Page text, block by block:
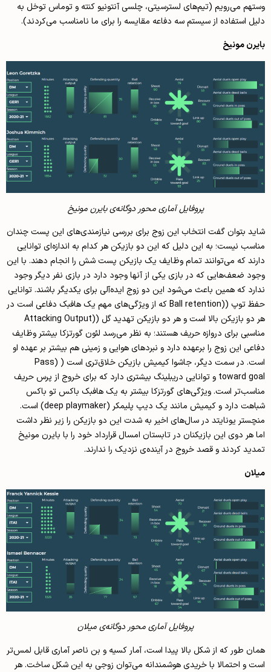
وستهم می‌رویم (تیم‌های لسترسیتی، چلسی آنتونیو کنته و توماس توخل به
دلیل استفاده از سیستم سه دفاعه مقایسه را برای ما نامناسب می‌کردند).
بایرن مونیخ
پروفایل آماری محور دوگانه‌ی بایرن مونیخ
شاید بتوان گفت انتخاب این زوج برای بررسی نیازمندی‌های این پست چندان
مناسب نیست؛ به این دلیل که این دو بازیکن هر کدام به اندازه‌ای توانایی
دارند که می‌توانند تمام وظایف یک بازیکن پست شش را انجام دهند. با این
وجود ضعف‌هایی که در بازی یکی از آنها وجود دارد در بازی نفر دیگر وجود
ندارد که همین باعث می‌شود این دو زوج ایده‌آلی برای یکدیگر باشند. توانایی
حفظ توپ ((Ball retention که از ویژگی‌های مهم یک هافبک دفاعی‌ است در
هر دو بازیکن بالا است و هر دو بازیکن تهدید گل ((Attacking Output
مناسبی برای دروازه حریف هستند؛ به نظر می‌رسد لئون گورتزکا بیشتر وظایف
دفاعی این زوج را برعهده دارد و نبردهای هوایی و زمینی هم بیشتر بر عهده او
است. در سمت دیگر، جاشوا کیمیش بازیکن خلاق‌تری است ( (Pass
toward goal و توانایی دریبلینگ بیشتری دارد که برای خروج از پرس حریف
مناسب‌تر است. ویژگی‌های گورتزکا بیشتر به یک هافبک باکس تو باکس
شباهت دارد و کیمیش مانند یک دیپ پلیمکر (deep playmaker) است.
منچستر یونایتد در سال‌های اخیر به شدت این دو بازیکن را زیر نظر داشت
اما هر دوی این بازیکنان در تابستان امسال قرارداد خود را با بایرن مونیخ
تمدید کردند و قصد خروج در آینده‌ی نزدیک را ندارند.
میلان
پروفایل آماری محور دوگانه‌ی میلان
همان طور که از شکل بالا پیدا است، آمار کسیه و بن ناصر آماری قابل لمس‌تر
است و احتمالا با خریدی هوشمندانه می‌توان زوجی به این شکل ساخت. هر